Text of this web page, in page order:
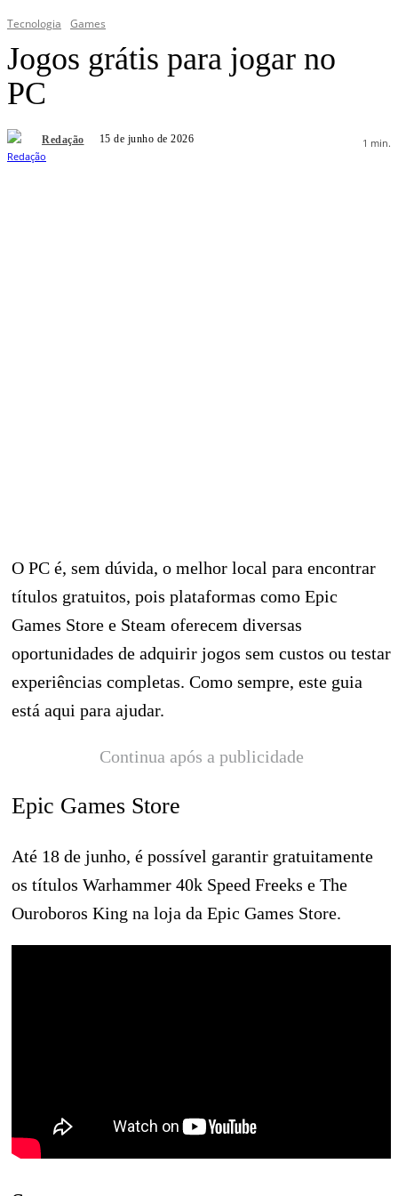
Tecnologia Games
Jogos grátis para jogar no
PC
Redação 15 de junho de 2026 1 min.
O PC é, sem dúvida, o melhor local para encontrar
títulos gratuitos, pois plataformas como Epic
Games Store e Steam oferecem diversas
oportunidades de adquirir jogos sem custos ou testar
experiências completas. Como sempre, este guia
está aqui para ajudar.
Continua após a publicidade
Epic Games Store
Até 18 de junho, é possível garantir gratuitamente
os títulos Warhammer 40k Speed Freeks e The
Ouroboros King na loja da Epic Games Store.